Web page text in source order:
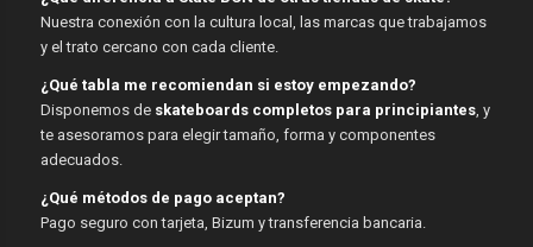
Nuestra conexión con la cultura local, las marcas que trabajamos
y el trato cercano con cada cliente.
¿Qué tabla me recomiendan si estoy empezando?
Disponemos de skateboards completos para principiantes, y
te asesoramos para elegir tamaño, forma y componentes
adecuados.
¿Qué métodos de pago aceptan?
Pago seguro con tarjeta, Bizum y transferencia bancaria.